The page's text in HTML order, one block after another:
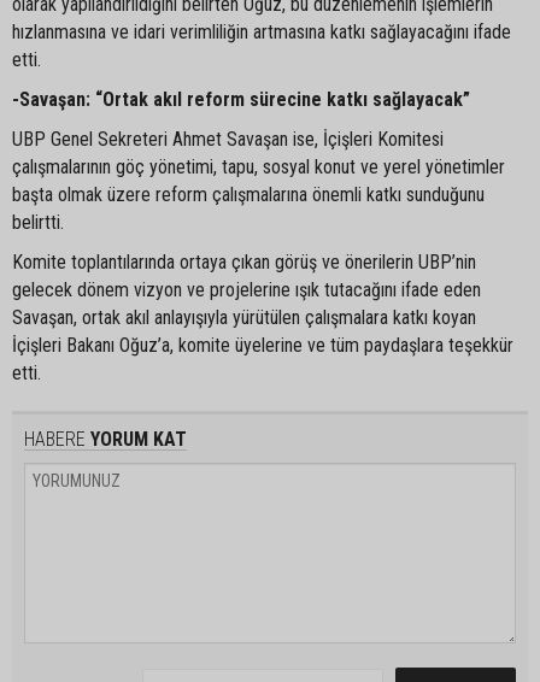
hızlanmasına ve idari verimliliğin artmasına katkı sağlayacağını ifade
etti.
-Savaşan: “Ortak akıl reform sürecine katkı sağlayacak”
UBP Genel Sekreteri Ahmet Savaşan ise, İçişleri Komitesi
çalışmalarının göç yönetimi, tapu, sosyal konut ve yerel yönetimler
başta olmak üzere reform çalışmalarına önemli katkı sunduğunu
belirtti.
Komite toplantılarında ortaya çıkan görüş ve önerilerin UBP’nin
gelecek dönem vizyon ve projelerine ışık tutacağını ifade eden
Savaşan, ortak akıl anlayışıyla yürütülen çalışmalara katkı koyan
İçişleri Bakanı Oğuz’a, komite üyelerine ve tüm paydaşlara teşekkür
etti.
HABERE YORUM KAT